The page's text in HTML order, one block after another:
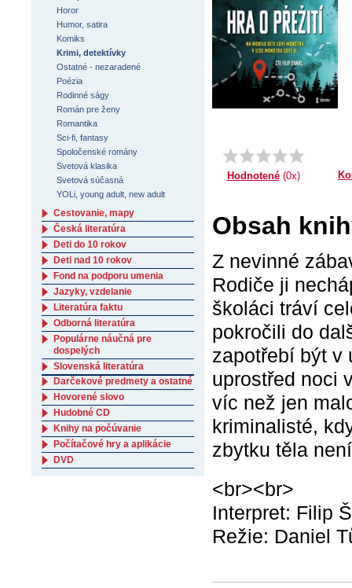
Hodnotené(0x)
Obsah
Z nevinné
Rodiče ji
školáci tráví
pokročili do
zapotřebí být v
uprostřed noci
víc než jen
kriminalisté,
zbytku těla
<br><br>
Interpret: Filip
Režie: Daniel
Horor
Humor, satira
Komiks
Krimi, detektívky
Ostatné - nezaradené
Poézia
Rodinné ságy
Román pre ženy
Romantika
Sci-fi, fantasy
Spoločenské romány
Svetová klasika
Svetová súčasná
YOLi, young adult, new adult
Cestovanie, mapy
Česká literatúra
Deti do 10 rokov
Deti nad 10 rokov
Fond na podporu umenia
Jazyky, vzdelanie
Literatúra faktu
Odborná literatúra
Populárne náučná pre
dospelých
Slovenská literatúra
Darčekové predmety a ostatné
Hovorené slovo
Hudobné CD
Knihy na počúvanie
Počítačové hry a aplikácie
DVD